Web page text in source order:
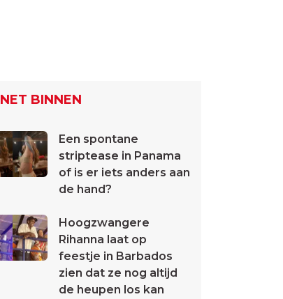
NET BINNEN
Een spontane
striptease in Panama
of is er iets anders aan
de hand?
Hoogzwangere
Rihanna laat op
feestje in Barbados
zien dat ze nog altijd
de heupen los kan